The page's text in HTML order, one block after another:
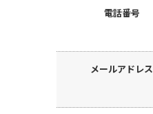
電話番号
メールアドレス